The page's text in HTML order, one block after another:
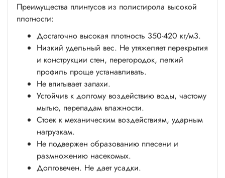
Преимущества плинтусов из полистирола высокой
плотности:
Достаточно высокая плотность 350-420 кг/м3.
Низкий удельный вес. Не утяжеляет перекрытия
и конструкции стен, перегородок, легкий
профиль проще устанавливать.
Не впитывает запахи.
Устойчив к долгому воздействию воды, частому
мытью, перепадам влажности.
Стоек к механическим воздействиям, ударным
нагрузкам.
Не подвержен образованию плесени и
размножению насекомых.
Долговечен. Не дает усадки.